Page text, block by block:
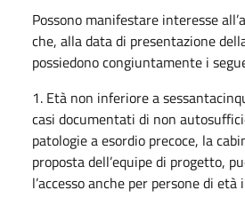
Possono manifestare interesse
che, alla data di presentazione
possiedono congiuntamente i
1. Età non inferiore a
casi documentati di non
patologie a esordio precoce, la
proposta dell’equipe di progetto,
l’accesso anche per persone di età